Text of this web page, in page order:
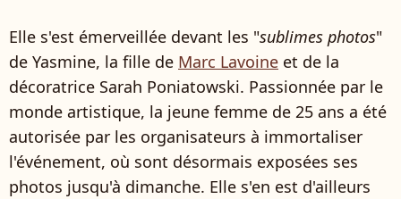
Elle s'est émerveillée devant les "sublimes photos"
de Yasmine, la fille de Marc Lavoine et de la
décoratrice Sarah Poniatowski. Passionnée par le
monde artistique, la jeune femme de 25 ans a été
autorisée par les organisateurs à immortaliser
l'événement, où sont désormais exposées ses
photos jusqu'à dimanche. Elle s'en est d'ailleurs